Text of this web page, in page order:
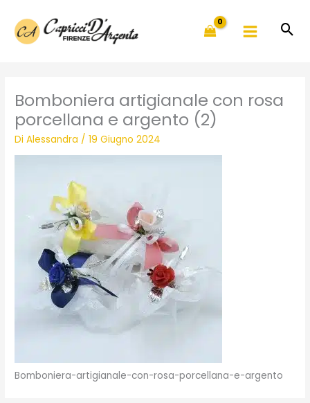
contenuto
Bomboniera artigianale con rosa
porcellana e argento (2)
DiAlessandra /19 Giugno 2024
Bomboniera-artigianale-con-rosa-porcellana-e-argento